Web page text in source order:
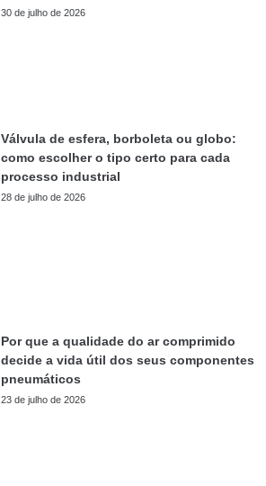
30 de julho de 2026
Válvula de esfera, borboleta ou globo:
como escolher o tipo certo para cada
processo industrial
28 de julho de 2026
Por que a qualidade do ar comprimido
decide a vida útil dos seus componentes
pneumáticos
23 de julho de 2026